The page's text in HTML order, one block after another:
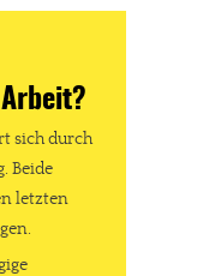
sich durch
Beide
letzten